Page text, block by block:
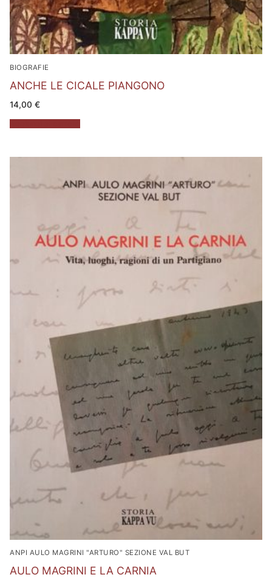
BIOGRAFIE
ANCHE LE CICALE PIANGONO
14,00 €
ANPI AULO MAGRINI "ARTURO" SEZIONE VAL BUT
AULO MAGRINI E LA CARNIA